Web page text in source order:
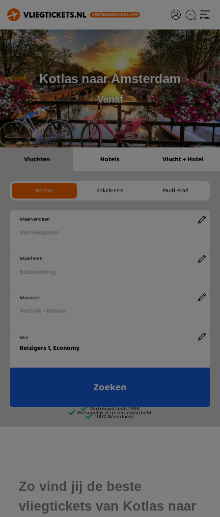
Kotlas naar Amsterdam
Vanaf
Zo vind jij de beste
vliegtickets van Kotlas naar